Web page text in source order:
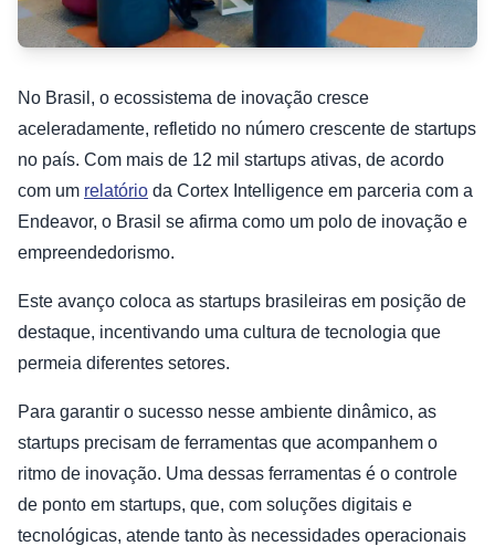
No Brasil, o ecossistema de inovação cresce
aceleradamente, refletido no número crescente de startups
no país. Com mais de 12 mil startups ativas, de acordo
com um relatório da Cortex Intelligence em parceria com a
Endeavor, o Brasil se afirma como um polo de inovação e
empreendedorismo.
Este avanço coloca as startups brasileiras em posição de
destaque, incentivando uma cultura de tecnologia que
permeia diferentes setores.
Para garantir o sucesso nesse ambiente dinâmico, as
startups precisam de ferramentas que acompanhem o
ritmo de inovação. Uma dessas ferramentas é o controle
de ponto em startups, que, com soluções digitais e
tecnológicas, atende tanto às necessidades operacionais